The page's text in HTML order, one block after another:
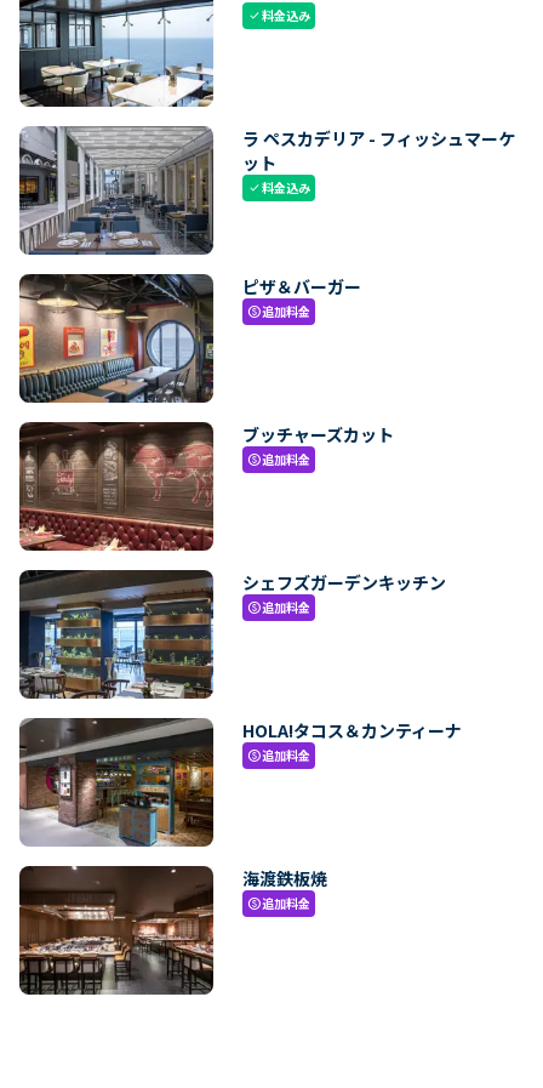
check料金込み
ラ ペスカデリア - フィッシュマーケ
ット
check料金込み
ピザ＆バーガー
paid追加料金
ブッチャーズカット
paid追加料金
シェフズガーデンキッチン
paid追加料金
HOLA!タコス＆カンティーナ
paid追加料金
海渡鉄板焼
paid追加料金